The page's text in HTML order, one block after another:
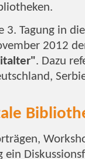
3. Tagung in
2012
. Dazu
ein